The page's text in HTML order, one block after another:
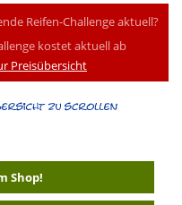
Reifen-Challenge aktuell?
kostet aktuell ab
Preisübersicht
Shop!